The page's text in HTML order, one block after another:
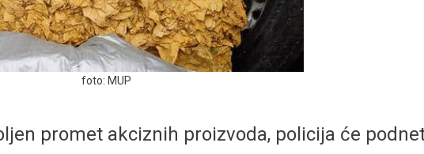
foto: MUP
promet akciznih proizvoda, policija će